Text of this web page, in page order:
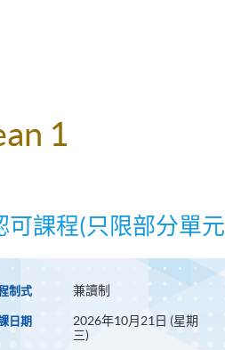
1
可課程(只限部分單
制式 兼讀制
日期
2026年10月21日 (星期
三)